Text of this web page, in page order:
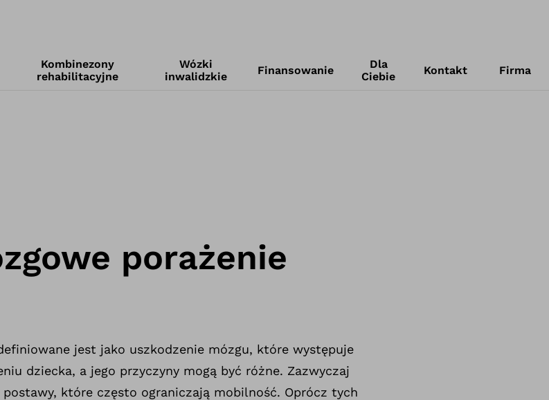
Kombinezony
rehabilitacyjne
Wózki
inwalidzkie
Finansowanie
Dla
Ciebie
Kontakt Firma
porażenie
jest jako uszkodzenie mózgu, które występuje
dziecka, a jego przyczyny mogą być różne. Zazwyczaj
które często ograniczają mobilność. Oprócz tych